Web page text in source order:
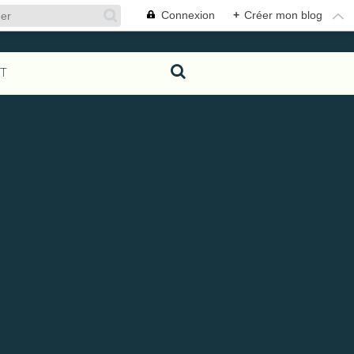
Connexion + Créer mon blog